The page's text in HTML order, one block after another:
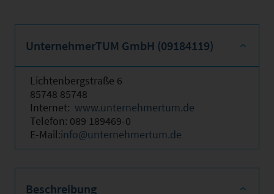
UnternehmerTUM GmbH (09184119)
Lichtenbergstraße 6
85748 85748
Internet: www.unternehmertum.de
Telefon: 089 189469-0
E-Mail:info@unternehmertum.de
Beschreibung